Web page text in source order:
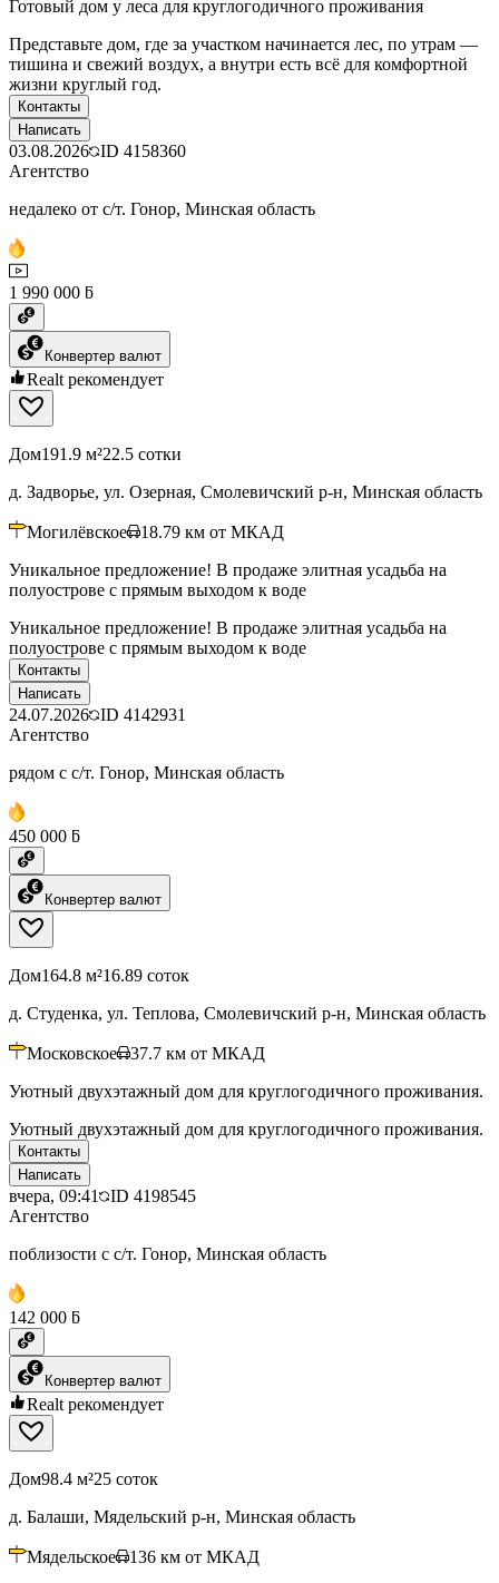
Готовый дом у леса для круглогодичного проживания
Представьте дом, где за участком начинается лес, по утрам —
тишина и свежий воздух, а внутри есть всё для комфортной
жизни круглый год.
Контакты
Написать
03.08.2026 ID 4158360
Агентство
недалеко от с/т. Гонор, Минская область
1 990 000 ƃ
Конвертер валют
Realt рекомендует
Дом191.9 м²22.5 сотки
д. Задворье, ул. Озерная, Смолевичский р-н, Минская область
Могилёвское 18.79 км от МКАД
Уникальное предложение! В продаже элитная усадьба на
полуострове с прямым выходом к воде
Уникальное предложение! В продаже элитная усадьба на
полуострове с прямым выходом к воде
Контакты
Написать
24.07.2026 ID 4142931
Агентство
рядом с с/т. Гонор, Минская область
450 000 ƃ
Конвертер валют
Дом164.8 м²16.89 соток
д. Студенка, ул. Теплова, Смолевичский р-н, Минская область
Московское 37.7 км от МКАД
Уютный двухэтажный дом для круглогодичного проживания.
Уютный двухэтажный дом для круглогодичного проживания.
Контакты
Написать
вчера, 09:41 ID 4198545
Агентство
поблизости с с/т. Гонор, Минская область
142 000 ƃ
Конвертер валют
Realt рекомендует
Дом98.4 м²25 соток
д. Балаши, Мядельский р-н, Минская область
Мядельское 136 км от МКАД